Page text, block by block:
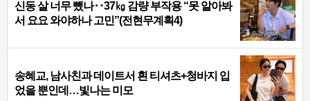
신동 살 너무 뺐나‥37㎏ 감량 부작용 “못 알아봐
서 요요 와야하나 고민”(전현무계획4)
송혜교, 남사친과 데이트서 흰 티셔츠+청바지 입
었을 뿐인데…빛나는 미모